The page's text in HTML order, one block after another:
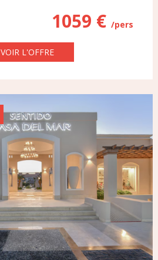
1059 €/pers
VOIR L'OFFRE